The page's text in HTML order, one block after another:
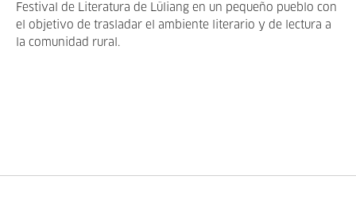
Festival de Literatura de Lüliang en un pequeño pueblo con
el objetivo de trasladar el ambiente literario y de lectura a
la comunidad rural.